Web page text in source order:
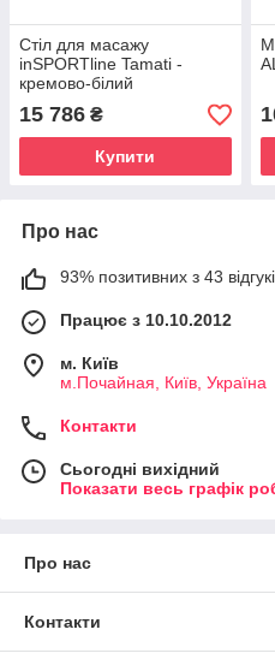
Стіл для масажу
inSPORTline Tamati -
кремово-білий
15 786 ₴
Купити
Про нас
93% позитивних з 43
Працює з 10.10.2012
м. Київ
м.Почайная, Київ, Україна
Контакти
Сьогодні вихідний
Показати весь графік
Про нас
Контакти